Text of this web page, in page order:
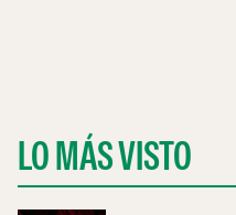
LO MÁS VISTO